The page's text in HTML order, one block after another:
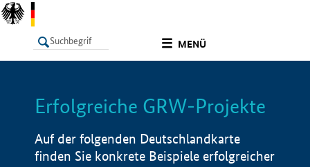
MENÜ
LISTE Info
Erfolgreiche GRW-Projekte
Auf der folgenden Deutschlandkarte
finden Sie konkrete Beispiele erfolgreicher